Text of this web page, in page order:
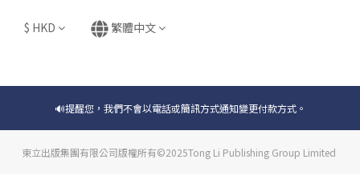
$ HKD 繁體中文
🔊提醒您，我們不會以電話或簡訊方式通知變更付款方式。
東立出版集團有限公司版權所有©2025Tong Li Publishing Group Limited